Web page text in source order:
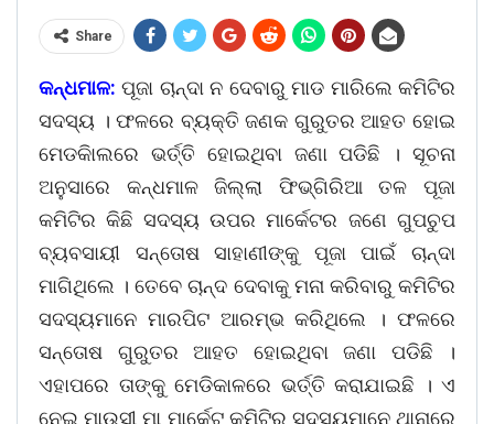
Share
କନ୍ଧମାଳ: ପୂଜା ଚାନ୍ଦା ନ ଦେବାରୁ ମାଡ ମାରିଲେ କମିଟିର
ସଦସ୍ୟ । ଫଳରେ ବ୍ୟକ୍ତି ଜଣକ ଗୁରୁତର ଆହତ ହୋଇ
ମେଡକିାଲରେ ଭର୍ତ୍ତି ହୋଇଥିବା ଜଣା ପଡିଛି । ସୂଚନା
ଅନୁସାରେ କନ୍ଧମାଳ ଜିଲ୍ଲା ଫିଭ୍ଗିରିଆ ତଳ ପୂଜା
କମିଟିର କିଛି ସଦସ୍ୟ ଉପର ମାର୍କେଟର ଜଣେ ଗୁପଚୁପ
ବ୍ୟବସାୟୀ ସନ୍ତୋଷ ସାହାଣୀଙ୍କୁ ପୂଜା ପାଇଁ ଚାନ୍ଦା
ମାଗିଥିଲେ । ତେବେ ଚାନ୍ଦ ଦେବାକୁ ମନା କରିବାରୁ କମିଟିର
ସଦସ୍ୟମାନେ ମାରପିଟ ଆରମ୍ଭ କରିଥିଲେ । ଫଳରେ
ସନ୍ତୋଷ ଗୁରୁତର ଆହତ ହୋଇଥିବା ଜଣା ପଡିଛି ।
ଏହାପରେ ତାଙ୍କୁ ମେଡିକାଳରେ ଭର୍ତ୍ତି କରାଯାଇଛି । ଏ
ନେଇ ମାଉସୀ ମା ମାର୍କେଟ କମିଟିର ସଦସ୍ୟମାନେ ଥାନାରେ